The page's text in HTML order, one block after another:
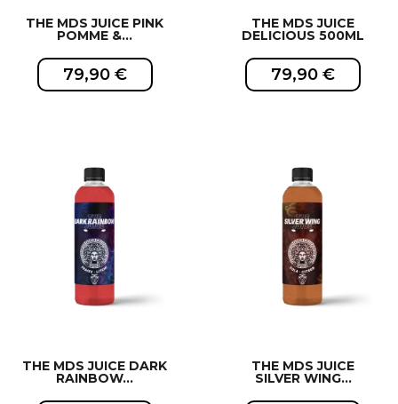
THE MDS JUICE PINK
POMME &...
79,90 €
EXCLUSIVITÉ WEB !
THE MDS JUICE
DELICIOUS 500ML
79,90 €
EXCLUSIVITÉ WEB !
THE MDS JUICE DARK
RAINBOW...
THE MDS JUICE
SILVER WING...